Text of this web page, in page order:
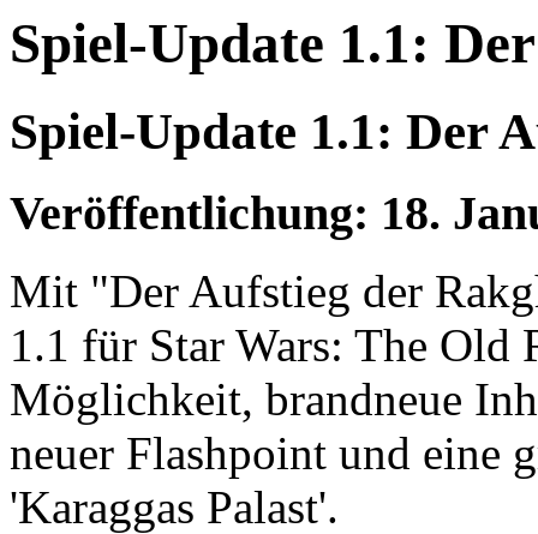
Spiel-Update 1.1:
Spiel-Update 1.1: Der
Veröffentlichung: 18.
Mit "Der Aufstieg der
1.1 für Star Wars: The Old
Möglichkeit, brandneue
neuer Flashpoint und eine
'Karaggas Palast'.